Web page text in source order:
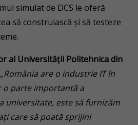
simulat de DCS le oferă
să construiască și să testeze
al Universității Politehnica din
„România are o industrie IT în
o parte importantă a
universitate, este să furnizăm
care să poată sprijini